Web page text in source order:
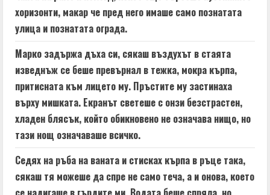
g
хоризонти, макар че пред него имаше само познатата
улица и познатата ограда.
Марко задържа дъха си, сякаш въздухът в стаята
изведнъж се беше превърнал в тежка, мокра кърпа,
притисната към лицето му. Пръстите му застинаха
върху мишката. Екранът светеше с онзи безстрастен,
хладен блясък, който обикновено не означава нищо, но
тази нощ означаваше всичко.
Седях на ръба на ваната и стисках кърпа в ръце така,
сякаш тя можеше да спре не само теча, а и онова, което